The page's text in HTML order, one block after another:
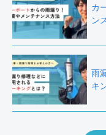
カ
ン
雨
キ